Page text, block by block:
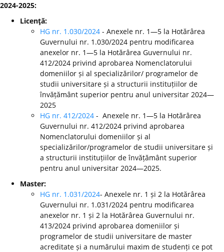
2024-2025:
Licenţă:
HG nr. 1.030/2024 - Anexele nr. 1—5 la Hotărârea
Guvernului nr. 1.030/2024 pentru modificarea
anexelor nr. 1—5 la Hotărârea Guvernului nr.
412/2024 privind aprobarea Nomenclatorului
domeniilor și al specializărilor/ programelor de
studii universitare și a structurii instituțiilor de
învățământ superior pentru anul universitar 2024—
2025
HG nr. 412/2024 - Anexele nr. 1—5 la Hotărârea
Guvernului nr. 412/2024 privind aprobarea
Nomenclatorului domeniilor și al
specializărilor/programelor de studii universitare și
a structurii instituțiilor de învățământ superior
pentru anul universitar 2024—2025.
Master:
HG nr. 1.031/2024- Anexele nr. 1 și 2 la Hotărârea
Guvernului nr. 1.031/2024 pentru modificarea
anexelor nr. 1 și 2 la Hotărârea Guvernului nr.
413/2024 privind aprobarea domeniilor și
programelor de studii universitare de master
acreditate și a numărului maxim de studenți ce pot